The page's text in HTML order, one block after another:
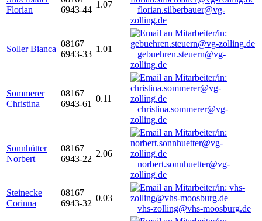
Florian
6943-44
1.07
florian.silberbauer@vg-
zolling.de
Soller Bianca
08167
6943-33
1.01
gebuehren.steuern@vg-
zolling.de
Sommerer
Christina
08167
6943-61
0.11
christina.sommerer@vg-
zolling.de
Sonnhütter
Norbert
08167
6943-22
2.06
norbert.sonnhuetter@vg-
zolling.de
Steinecke
Corinna
08167
6943-32
0.03
vhs-zolling@vhs-moosburg.de